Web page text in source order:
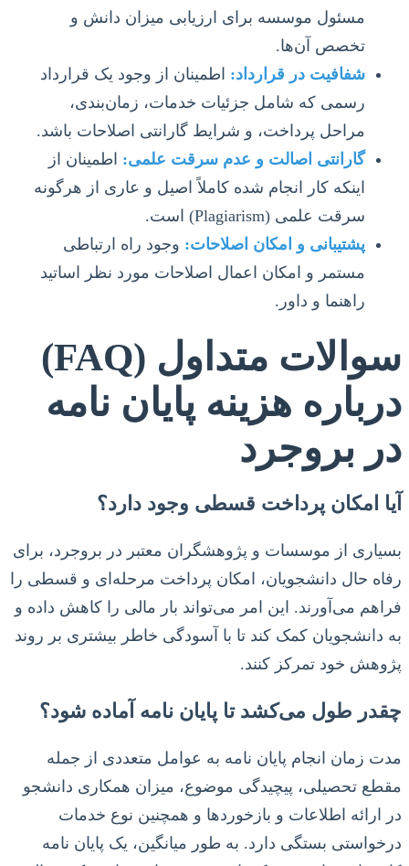
مسئول موسسه برای ارزیابی میزان دانش و
تخصص آن‌ها.
شفافیت در قرارداد: اطمینان از وجود یک قرارداد
رسمی که شامل جزئیات خدمات، زمان‌بندی،
مراحل پرداخت، و شرایط گارانتی اصلاحات باشد.
گارانتی اصالت و عدم سرقت علمی: اطمینان از
اینکه کار انجام شده کاملاً اصیل و عاری از هرگونه
سرقت علمی (Plagiarism) است.
پشتیبانی و امکان اصلاحات: وجود راه ارتباطی
مستمر و امکان اعمال اصلاحات مورد نظر اساتید
راهنما و داور.
سوالات متداول (FAQ)
درباره هزینه پایان نامه
در بروجرد
آیا امکان پرداخت قسطی وجود دارد؟
بسیاری از موسسات و پژوهشگران معتبر در بروجرد، برای
رفاه حال دانشجویان، امکان پرداخت مرحله‌ای و قسطی را
فراهم می‌آورند. این امر می‌تواند بار مالی را کاهش داده و
به دانشجویان کمک کند تا با آسودگی خاطر بیشتری بر روند
پژوهش خود تمرکز کنند.
چقدر طول می‌کشد تا پایان نامه آماده شود؟
مدت زمان انجام پایان نامه به عوامل متعددی از جمله
مقطع تحصیلی، پیچیدگی موضوع، میزان همکاری دانشجو
در ارائه اطلاعات و بازخوردها و همچنین نوع خدمات
درخواستی بستگی دارد. به طور میانگین، یک پایان نامه